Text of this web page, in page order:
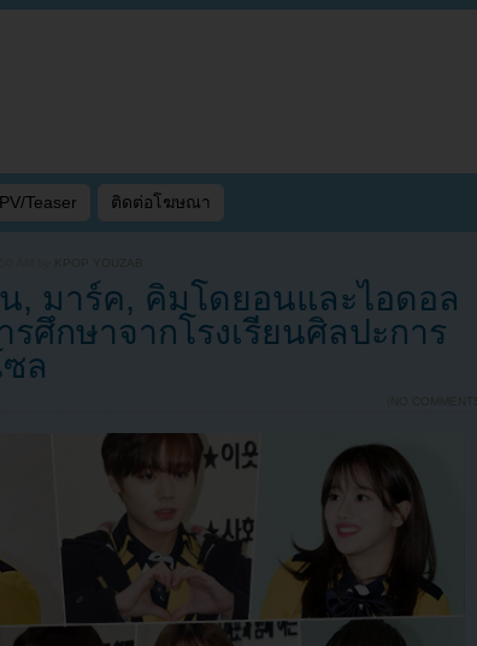
Teaser ติดต่อโฆษณา
KPOP YOUZAB
, มาร์ค, คิมโดยอนและไอดอล
ศึกษาจากโรงเรียนศิลปะการ
ล
NO COMMENTS